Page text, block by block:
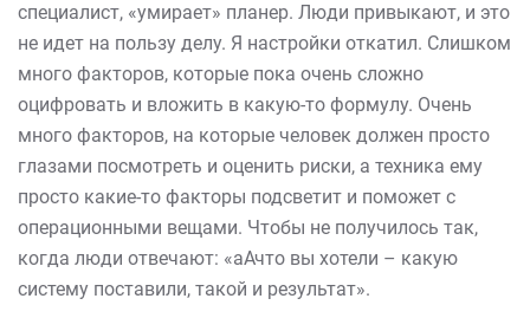
специалист, «умирает» планер. Люди привыкают, и это
не идет на пользу делу. Я настройки откатил. Слишком
много факторов, которые пока очень сложно
оцифровать и вложить в какую-то формулу. Очень
много факторов, на которые человек должен просто
глазами посмотреть и оценить риски, а техника ему
просто какие-то факторы подсветит и поможет с
операционными вещами. Чтобы не получилось так,
когда люди отвечают: «аАчто вы хотели – какую
систему поставили, такой и результат».